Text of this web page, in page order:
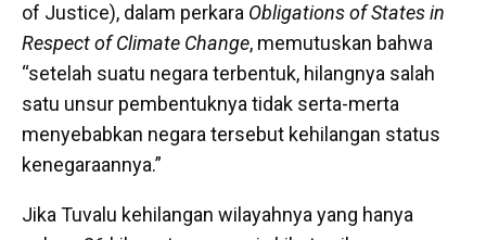
of Justice), dalam perkara Obligations of States in
Respect of Climate Change, memutuskan bahwa
“setelah suatu negara terbentuk, hilangnya salah
satu unsur pembentuknya tidak serta-merta
menyebabkan negara tersebut kehilangan status
kenegaraannya.”
Jika Tuvalu kehilangan wilayahnya yang hanya